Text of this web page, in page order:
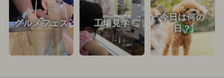
グルメフェス 工場見学
今日は何の
日？